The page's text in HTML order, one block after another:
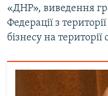
«ДНР», виведення
Федерації з
бізнесу на